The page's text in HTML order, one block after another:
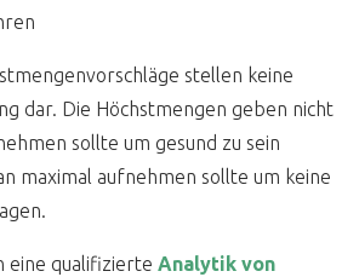
stellen keine
dar. Die Höchstmengen geben nicht
sollte um gesund zu sein
maximal aufnehmen sollte um keine
eine qualifizierte Analytik von